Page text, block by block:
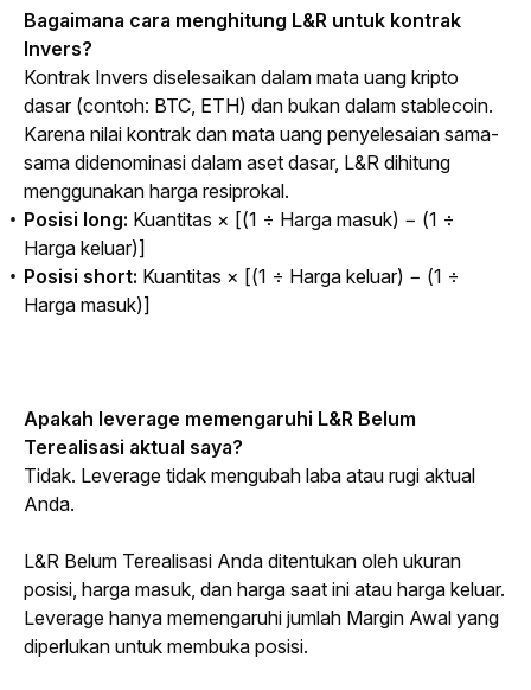
Bagaimana cara menghitung L&R untuk kontrak
Invers?
Kontrak Invers diselesaikan dalam mata uang kripto
dasar (contoh: BTC, ETH) dan bukan dalam stablecoin.
Karena nilai kontrak dan mata uang penyelesaian sama-
sama didenominasi dalam aset dasar, L&R dihitung
menggunakan harga resiprokal.
Posisi long: Kuantitas × [(1 ÷ Harga masuk) − (1 ÷
Harga keluar)]
Posisi short: Kuantitas × [(1 ÷ Harga keluar) − (1 ÷
Harga masuk)]
Apakah leverage memengaruhi L&R Belum
Terealisasi aktual saya?
Tidak. Leverage tidak mengubah laba atau rugi aktual
Anda.
L&R Belum Terealisasi Anda ditentukan oleh ukuran
Leverage hanya memengaruhi jumlah Margin Awal yang
diperlukan untuk membuka posisi.